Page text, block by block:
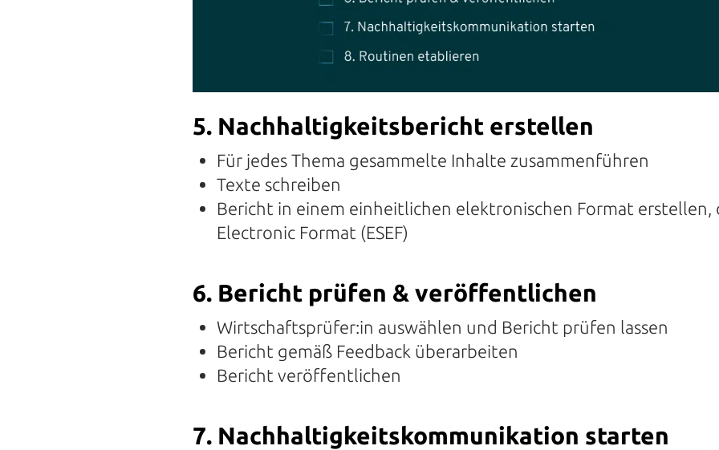
5. Nachhaltigkeitsbericht erstellen
Für jedes Thema gesammelte Inhalte zusammenführen
Texte schreiben
Bericht in einem einheitlichen elektronischen Format erstellen,
Electronic Format (ESEF)
6. Bericht prüfen & veröffentlichen
Wirtschaftsprüfer:in auswählen und Bericht prüfen lassen
Bericht gemäß Feedback überarbeiten
Bericht veröffentlichen
7. Nachhaltigkeitskommunikation starten